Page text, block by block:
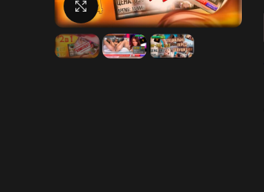
Нажмите, чтобы увеличить